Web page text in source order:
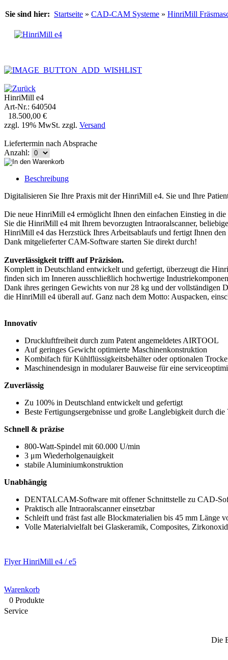
Sie sind hier: Startseite » CAD-CAM Systeme » HinriMill
HinriMill e4
Art-Nr.: 640504
18.500,00 €
zzgl. 19% MwSt. zzgl. Versand
Liefertermin nach Absprache
Anzahl:
Beschreibung
Digitalisieren Sie Ihre Praxis mit der HinriMill e4. Sie und Ihre
Die neue HinriMill e4 ermöglicht Ihnen den einfachen Einstieg in
Sie die HinriMill e4 mit Ihrem bevorzugten Intraoralscanner,
HinriMill e4 das Herzstück Ihres Arbeitsablaufs und fertigt Ihnen den
Dank mitgelieferter CAM-Software starten Sie direkt durch!
Zuverlässigkeit trifft auf Präzision.
Komplett in Deutschland entwickelt und gefertigt, überzeugt die
finden sich im Inneren ausschließlich hochwertige
Dank ihres geringen Gewichts von nur 28 kg und der
die HinriMill e4 überall auf. Ganz nach dem Motto: Auspacken,
Innovativ
Druckluftfreiheit durch zum Patent angemeldetes AIRTOOL
Auf geringes Gewicht optimierte Maschinenkonstruktion
Kombifach für Kühlflüssigkeitsbehälter oder optionalen
Maschinendesign in modularer Bauweise für eine
Zuverlässig
Zu 100% in Deutschland entwickelt und gefertigt
Beste Fertigungsergebnisse und große Langlebigkeit durch
Schnell & präzise
800-Watt-Spindel mit 60.000 U/min
3 μm Wiederholgenauigkeit
stabile Aluminiumkonstruktion
Unabhängig
DENTALCAM-Software mit offener Schnittstelle zu CAD-
Praktisch alle Intraoralscanner einsetzbar
Schleift und fräst fast alle Blockmaterialien bis 45 mm Länge
Volle Materialvielfalt bei Glaskeramik, Composites,
Flyer HinriMill e4 / e5
Warenkorb
0 Produkte
Service
Die